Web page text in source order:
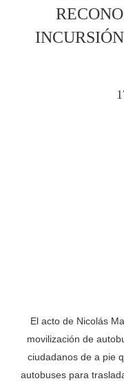
El acto de Nicolás
movilización de
ciudadanos de a pie
autobuses para